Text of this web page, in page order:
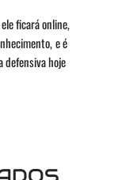
ficará online,
e é
defensiva hoje